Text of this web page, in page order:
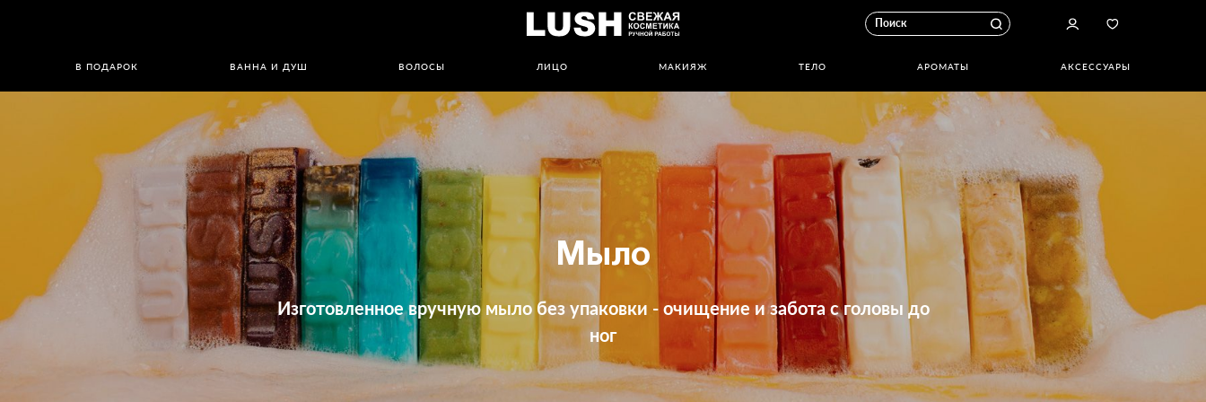
В ПОДАРОК ВАННА И ДУШ ВОЛОСЫ ЛИЦО МАКИЯЖ ТЕЛО АРОМАТЫ АКСЕССУАРЫ
Мыло
Изготовленное вручную мыло без упаковки - очищение и забота с головы до
ног